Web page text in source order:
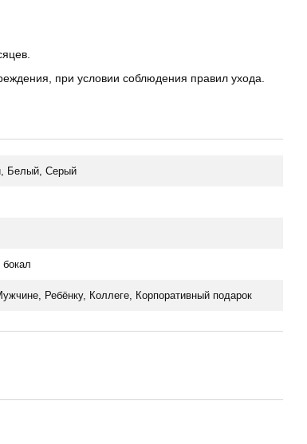
при условии соблюдения правил ухода.
Белый, Серый
Ребёнку, Коллеге, Корпоративный подарок